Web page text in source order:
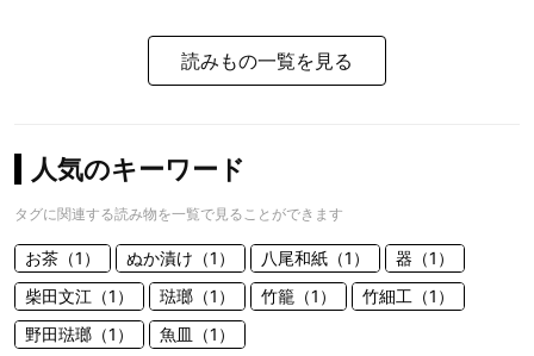
読みもの一覧を見る
人気のキーワード
タグに関連する読み物を一覧で見ることができます
お茶（1） ぬか漬け（1） 八尾和紙（1）
器（1）
柴田文江（1）
琺瑯（1） 竹籠（1）
竹細工（1）
野田琺瑯（1）
魚皿（1）